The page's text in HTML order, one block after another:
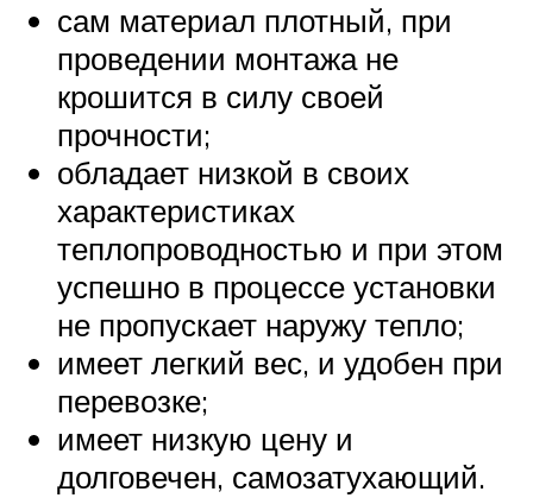
сам материал плотный, при
проведении монтажа не
крошится в силу своей
прочности;
обладает низкой в своих
характеристиках
теплопроводностью и при этом
успешно в процессе установки
не пропускает наружу тепло;
имеет легкий вес, и удобен при
перевозке;
имеет низкую цену и
долговечен, самозатухающий.